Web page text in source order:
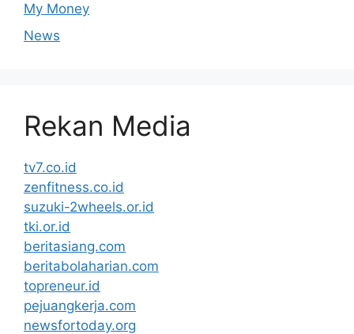
My Money
News
Rekan Media
tv7.co.id
zenfitness.co.id
suzuki-2wheels.or.id
tki.or.id
beritasiang.com
beritabolaharian.com
topreneur.id
pejuangkerja.com
newsfortoday.org